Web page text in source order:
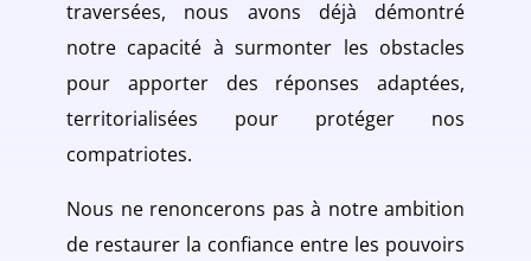
traversées, nous avons déjà démontré
notre capacité à surmonter les obstacles
pour apporter des réponses adaptées,
territorialisées pour protéger nos
compatriotes.
Nous ne renoncerons pas à notre ambition
de restaurer la confiance entre les pouvoirs